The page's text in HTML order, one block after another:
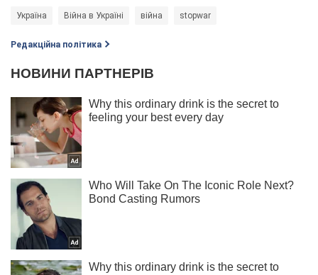
Україна Війна в Україні війна stopwar
Редакційна політика